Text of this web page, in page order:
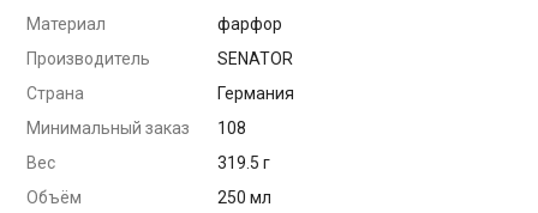
Материал
фарфор
Производитель
SENATOR
Страна
Германия
Минимальный заказ
108
Вес
319.5 г
Объём
250 мл